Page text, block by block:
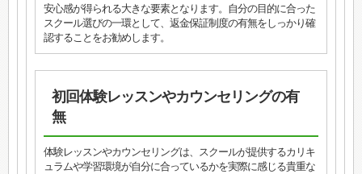
安心感が得られる大きな要素となります。自分の目的に合った
スクール選びの一環として、返金保証制度の有無をしっかり確
認することをお勧めします。
初回体験レッスンやカウンセリングの有
無
体験レッスンやカウンセリングは、スクールが提供するカリキ
ュラムや学習環境が自分に合っているかを実際に感じる貴重な